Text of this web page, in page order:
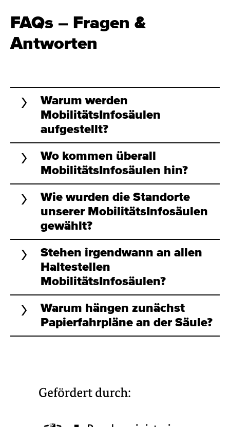
FAQs – Fragen &
Antworten
Warum werden
MobilitätsInfosäulen
aufgestellt?
Wo kommen überall
MobilitätsInfosäulen hin?
Wie wurden die Standorte
unserer MobilitätsInfosäulen
gewählt?
Stehen irgendwann an allen
Haltestellen
MobilitätsInfosäulen?
Warum hängen zunächst
Papierfahrpläne an der Säule?